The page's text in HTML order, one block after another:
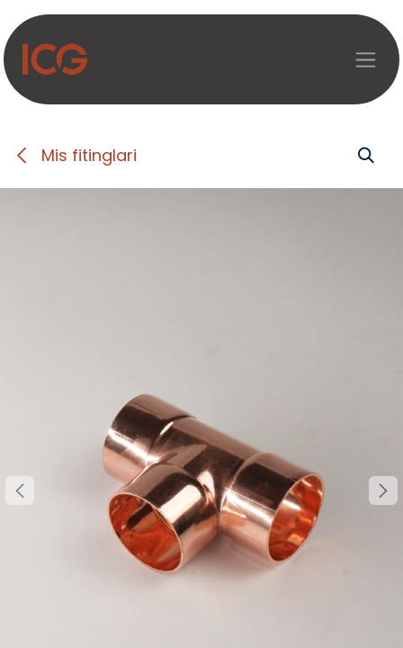
Asosiy mazmunga o‘tish
Mis fitinglari